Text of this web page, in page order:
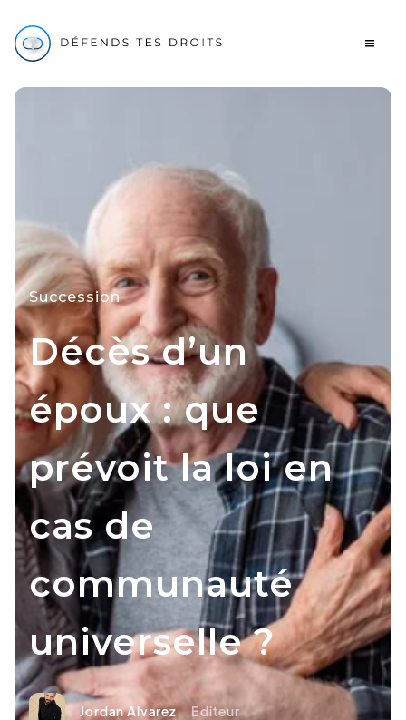
Succession
Décès d’un
époux : que
prévoit la loi en
cas de
communauté
universelle ?
Jordan Alvarez Editeur